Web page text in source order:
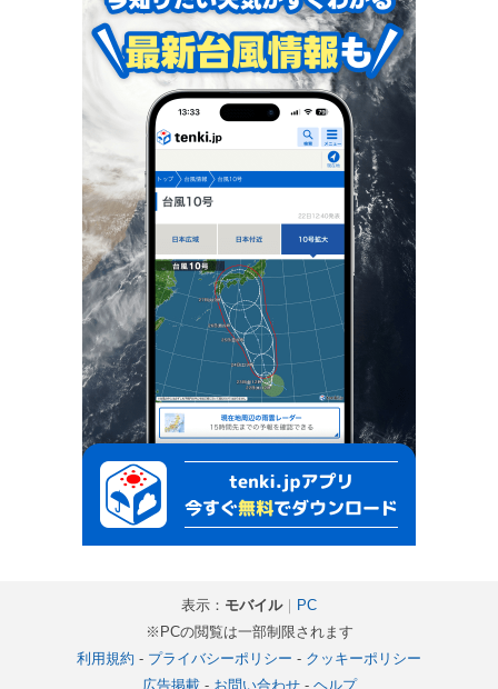
表示： モバイル｜
PC
※PCの閲覧は一部制限されます
利用規約 - プライバシーポリシー - クッキーポリシー
広告掲載- お問い合わせ- ヘルプ